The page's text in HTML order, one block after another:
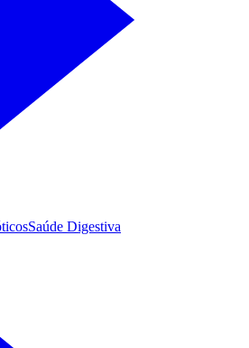
Saúde Digestiva